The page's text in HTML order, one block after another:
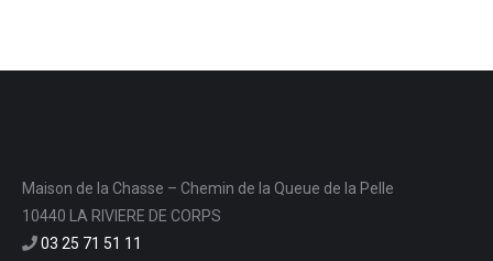
Maison de la Chasse – Chemin de la Queue de la Pelle
10440 LA RIVIERE DE CORPS
03 25 71 51 11